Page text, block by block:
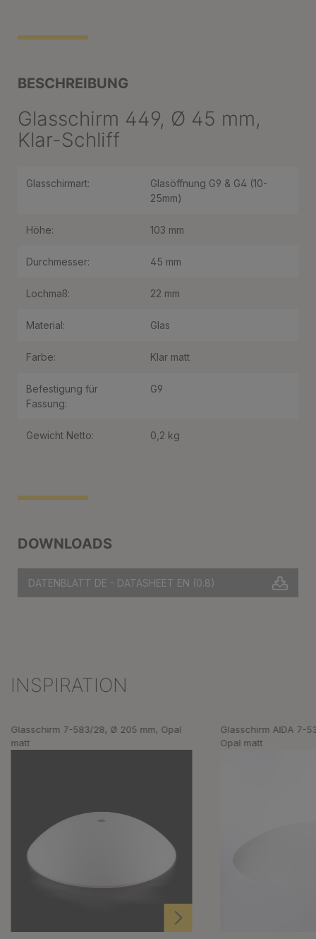
DOWNLOADS
DATENBLATT DE - DATASHEET EN (0.8)
BESCHREIBUNG
Glasschirm 449, Ø 45 mm,
Klar-Schliff
Glasschirmart:
Glasöffnung G9 & G4 (10-
25mm)
Höhe: 103 mm
Durchmesser: 45 mm
Lochmaß: 22 mm
Material: Glas
Farbe: Klar matt
Befestigung für
Fassung:
G9
Gewicht Netto: 0,2 kg
Produktgalerie überspringen
INSPIRATION
Glasschirm 7-583/28, Ø 205 mm, Opal
matt
Glasschirm AIDA 7-
Opal matt